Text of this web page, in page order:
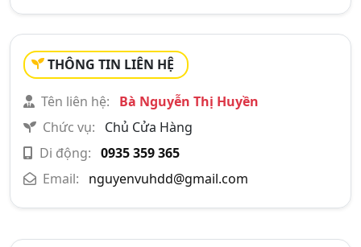
THÔNG TIN LIÊN HỆ
Tên liên hệ:
Bà Nguyễn Thị Huyền
Chức vụ:
Chủ Cửa Hàng
Di động: 0935 359 365
Email:
nguyenvuhdd@gmail.com